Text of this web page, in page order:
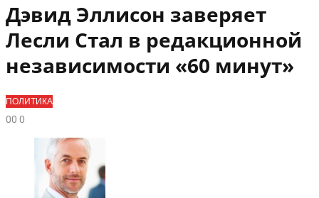
Дэвид Эллисон заверяет
Лесли Стал в редакционной
независимости «60 минут»
ПОЛИТИКА
000